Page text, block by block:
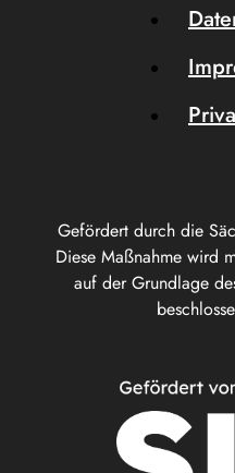
Gefördert durch die
Diese Maßnahme wird
auf der Grundlage